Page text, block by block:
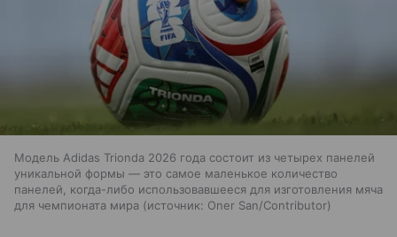
Модель Adidas Trionda 2026 года состоит из четырех панелей
уникальной формы — это самое маленькое количество
панелей, когда-либо использовавшееся для изготовления мяча
для чемпионата мира
источник: Oner San/Contributor